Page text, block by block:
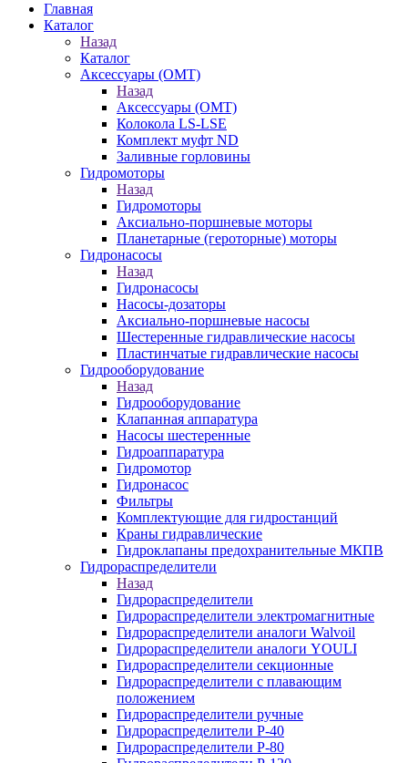
Главная
Каталог
Назад
Каталог
Аксессуары (OMT)
Назад
Аксессуары (OMT)
Колокола LS-LSE
Комплект муфт ND
Заливные горловины
Гидромоторы
Назад
Гидромоторы
Аксиально-поршневые моторы
Планетарные (героторные) моторы
Гидронасосы
Назад
Гидронасосы
Насосы-дозаторы
Аксиально-поршневые насосы
Шестеренные гидравлические насосы
Пластинчатые гидравлические насосы
Гидрооборудование
Назад
Гидрооборудование
Клапанная аппаратура
Насосы шестеренные
Гидроаппаратура
Гидромотор
Гидронасос
Фильтры
Комплектующие для гидростанций
Краны гидравлические
Гидроклапаны предохранительные МКПВ
Гидрораспределители
Назад
Гидрораспределители
Гидрораспределители электромагнитные
Гидрораспределители аналоги Walvoil
Гидрораспределители аналоги YOULI
Гидрораспределители секционные
Гидрораспределители с плавающим
положением
Гидрораспределители ручные
Гидрораспределители Р-40
Гидрораспределители Р-80